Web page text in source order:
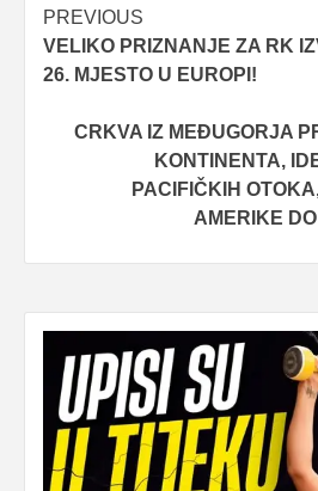
Post
navigation
PREVIOUS
VELIKO PRIZNANJE ZA RK
26. MJESTO U EUROPI!
CRKVA IZ MEĐUGORJA
KONTINENTA,
PACIFIČKIH
AMERIKE